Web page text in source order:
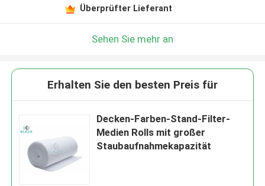
Überprüfter Lieferant
Sehen Sie mehr an
Erhalten Sie den besten Preis für
Decken-Farben-Stand-Filter-
Medien Rolls mit großer
Staubaufnahmekapazität